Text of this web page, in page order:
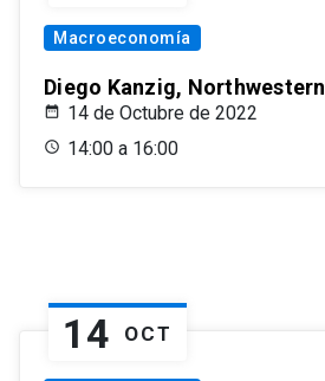
Macroeconomía
Diego Kanzig, Northwestern
14 de Octubre de 2022
14:00 a 16:00
14 OCT